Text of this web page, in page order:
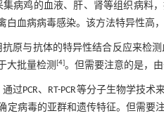
集病鸡的血液、肝、肾等组织病料
白血病病毒感染。该方法特异性高
原与抗体的特异性结合反应来检
大批量检测 [4]。但需要注意的是，
过PCR、RT-PCR等分子生物学技
定病毒的亚群和遗传特征。但需要